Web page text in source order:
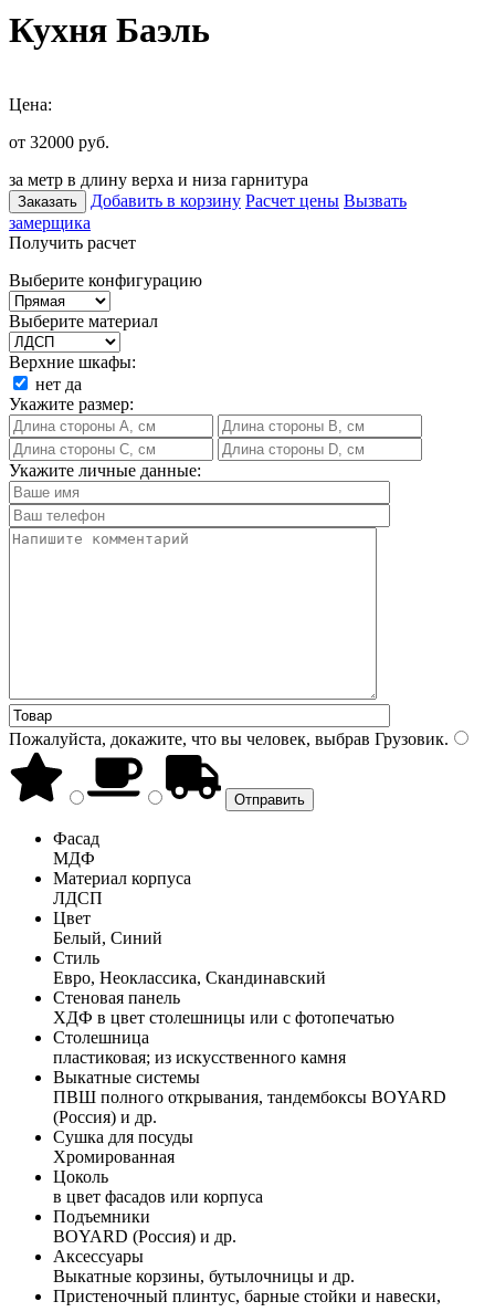
Кухня Баэль
Цена:
от 32000 руб.
за метр в длину верха и низа гарнитура
Заказать Добавить в корзину Расчет цены Вызвать
замерщика
Получить расчет
Выберите конфигурацию
Выберите материал
Верхние шкафы:
нет да
Укажите размер:
Укажите личные данные:
Пожалуйста, докажите, что вы человек, выбрав Грузовик.
Фасад
МДФ
Материал корпуса
ЛДСП
Цвет
Белый, Синий
Стиль
Евро, Неоклассика, Скандинавский
Стеновая панель
ХДФ в цвет столешницы или с фотопечатью
Столешница
пластиковая; из искусственного камня
Выкатные системы
ПВШ полного открывания, тандембоксы BOYARD
(Россия) и др.
Сушка для посуды
Хромированная
Цоколь
в цвет фасадов или корпуса
Подъемники
BOYARD (Россия) и др.
Аксессуары
Выкатные корзины, бутылочницы и др.
Пристеночный плинтус, барные стойки и навески,